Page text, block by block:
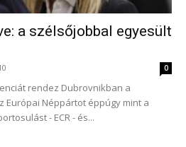
a szélsőjobbal egyesült
0
rendez Dubrovnikban a
Európai Néppártot éppúgy mint a
- ECR - és...